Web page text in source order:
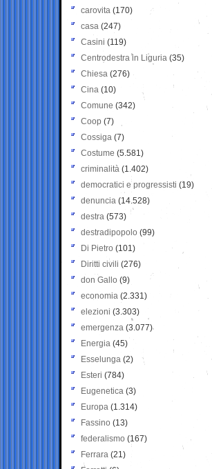
carovita (170)
casa (247)
Casini (119)
Centrodestra in Liguria (35)
Chiesa (276)
Cina (10)
Comune (342)
Coop (7)
Cossiga (7)
Costume (5.581)
criminalità (1.402)
democratici e progressisti (19)
denuncia (14.528)
destra (573)
destradipopolo (99)
Di Pietro (101)
Diritti civili (276)
don Gallo (9)
economia (2.331)
elezioni (3.303)
emergenza (3.077)
Energia (45)
Esselunga (2)
Esteri (784)
Eugenetica (3)
Europa (1.314)
Fassino (13)
federalismo (167)
Ferrara (21)